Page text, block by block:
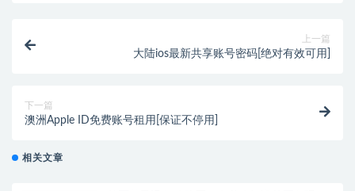
上一篇
大陆ios最新共享账号密码[绝对有效可用]
下一篇
澳洲Apple ID免费账号租用[保证不停用]
相关文章